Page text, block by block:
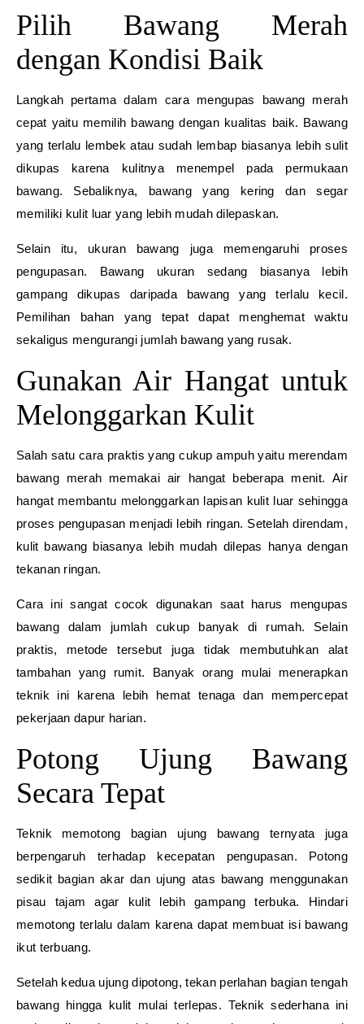
Pilih Bawang Merah
dengan Kondisi Baik
Langkah pertama dalam cara mengupas bawang merah
cepat yaitu memilih bawang dengan kualitas baik. Bawang
yang terlalu lembek atau sudah lembap biasanya lebih sulit
dikupas karena kulitnya menempel pada permukaan
bawang. Sebaliknya, bawang yang kering dan segar
memiliki kulit luar yang lebih mudah dilepaskan.
Selain itu, ukuran bawang juga memengaruhi proses
pengupasan. Bawang ukuran sedang biasanya lebih
gampang dikupas daripada bawang yang terlalu kecil.
Pemilihan bahan yang tepat dapat menghemat waktu
sekaligus mengurangi jumlah bawang yang rusak.
Gunakan Air Hangat untuk
Melonggarkan Kulit
Salah satu cara praktis yang cukup ampuh yaitu merendam
bawang merah memakai air hangat beberapa menit. Air
hangat membantu melonggarkan lapisan kulit luar sehingga
proses pengupasan menjadi lebih ringan. Setelah direndam,
kulit bawang biasanya lebih mudah dilepas hanya dengan
tekanan ringan.
Cara ini sangat cocok digunakan saat harus mengupas
bawang dalam jumlah cukup banyak di rumah. Selain
praktis, metode tersebut juga tidak membutuhkan alat
tambahan yang rumit. Banyak orang mulai menerapkan
teknik ini karena lebih hemat tenaga dan mempercepat
pekerjaan dapur harian.
Potong Ujung Bawang
Secara Tepat
Teknik memotong bagian ujung bawang ternyata juga
berpengaruh terhadap kecepatan pengupasan. Potong
sedikit bagian akar dan ujung atas bawang menggunakan
pisau tajam agar kulit lebih gampang terbuka. Hindari
memotong terlalu dalam karena dapat membuat isi bawang
ikut terbuang.
Setelah kedua ujung dipotong, tekan perlahan bagian tengah
bawang hingga kulit mulai terlepas. Teknik sederhana ini